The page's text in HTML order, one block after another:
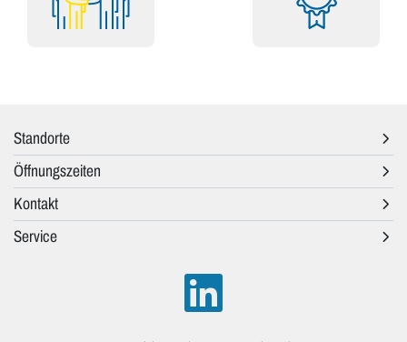
Standorte
Öffnungszeiten
Kontakt
Service